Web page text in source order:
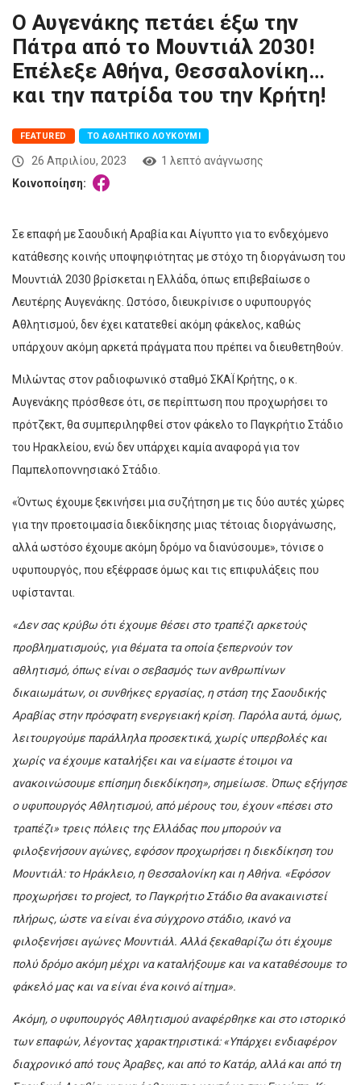
Ο Αυγενάκης πετάει έξω την
Πάτρα από το Μουντιάλ 2030!
Επέλεξε Αθήνα, Θεσσαλονίκη…
και την πατρίδα του την Κρήτη!
FEATURED ΤΟ ΑΘΛΗΤΙΚΌ ΛΟΥΚΟΎΜΙ
26 Απριλίου, 2023
1 λεπτό ανάγνωσης
Κοινοποίηση:
Σε επαφή με Σαουδική Αραβία και Αίγυπτο για το ενδεχόμενο
κατάθεσης κοινής υποψηφιότητας με στόχο τη διοργάνωση του
Μουντιάλ 2030 βρίσκεται η Ελλάδα, όπως επιβεβαίωσε ο
Λευτέρης Αυγενάκης. Ωστόσο, διευκρίνισε ο υφυπουργός
Αθλητισμού, δεν έχει κατατεθεί ακόμη φάκελος, καθώς
υπάρχουν ακόμη αρκετά πράγματα που πρέπει να διευθετηθούν.
Μιλώντας στον ραδιοφωνικό σταθμό ΣΚΑΪ Κρήτης, ο κ.
Αυγενάκης πρόσθεσε ότι, σε περίπτωση που προχωρήσει το
πρότζεκτ, θα συμπεριληφθεί στον φάκελο το Παγκρήτιο Στάδιο
του Ηρακλείου, ενώ δεν υπάρχει καμία αναφορά για τον
Παμπελοποννησιακό Στάδιο.
«Όντως έχουμε ξεκινήσει μια συζήτηση με τις δύο αυτές χώρες
για την προετοιμασία διεκδίκησης μιας τέτοιας διοργάνωσης,
αλλά ωστόσο έχουμε ακόμη δρόμο να διανύσουμε», τόνισε ο
υφυπουργός, που εξέφρασε όμως και τις επιφυλάξεις που
υφίστανται.
«Δεν σας κρύβω ότι έχουμε θέσει στο τραπέζι αρκετούς
προβληματισμούς, για θέματα τα οποία ξεπερνούν τον
αθλητισμό, όπως είναι ο σεβασμός των ανθρωπίνων
δικαιωμάτων, οι συνθήκες εργασίας, η στάση της Σαουδικής
Αραβίας στην πρόσφατη ενεργειακή κρίση. Παρόλα αυτά, όμως,
λειτουργούμε παράλληλα προσεκτικά, χωρίς υπερβολές και
χωρίς να έχουμε καταλήξει και να είμαστε έτοιμοι να
ανακοινώσουμε επίσημη διεκδίκηση», σημείωσε. Όπως εξήγησε
ο υφυπουργός Αθλητισμού, από μέρους του, έχουν «πέσει στο
τραπέζι» τρεις πόλεις της Ελλάδας που μπορούν να
φιλοξενήσουν αγώνες, εφόσον προχωρήσει η διεκδίκηση του
Μουντιάλ: το Ηράκλειο, η Θεσσαλονίκη και η Αθήνα. «Εφόσον
προχωρήσει το project, το Παγκρήτιο Στάδιο θα ανακαινιστεί
πλήρως, ώστε να είναι ένα σύγχρονο στάδιο, ικανό να
φιλοξενήσει αγώνες Μουντιάλ. Αλλά ξεκαθαρίζω ότι έχουμε
πολύ δρόμο ακόμη μέχρι να καταλήξουμε και να καταθέσουμε το
φάκελό μας και να είναι ένα κοινό αίτημα».
Ακόμη, ο υφυπουργός Αθλητισμού αναφέρθηκε και στο ιστορικό
των επαφών, λέγοντας χαρακτηριστικά: «Υπάρχει ενδιαφέρον
διαχρονικό από τους Άραβες, και από το Κατάρ, αλλά και από τη